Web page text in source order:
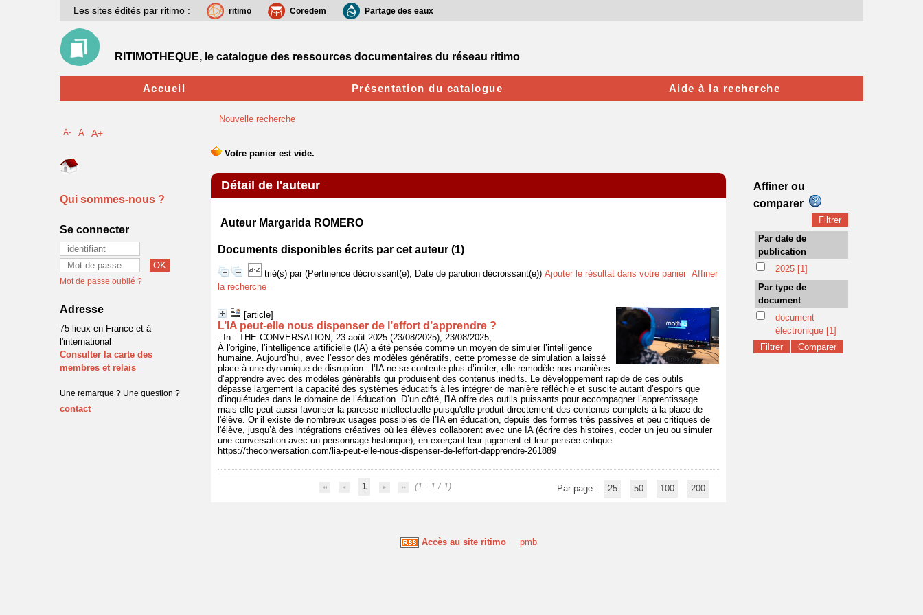
Nouvelle recherche
Détail de l'auteur
Auteur Margarida ROMERO
Documents disponibles écrits par cet auteur (1)
trié(s) par (Pertinence décroissant(e), Date de parution décroissant(e)) Ajouter le résultat dans votre panier Affiner
la recherche
[article]
L’IA peut-elle nous dispenser de l’effort d’apprendre ?
- In : THE CONVERSATION, 23 août 2025 (23/08/2025), 23/08/2025,
À l'origine, l’intelligence artificielle (IA) a été pensée comme un moyen de simuler l’intelligence
humaine. Aujourd’hui, avec l’essor des modèles génératifs, cette promesse de simulation a laissé
place à une dynamique de disruption : l’IA ne se contente plus d’imiter, elle remodèle nos manières
d’apprendre avec des modèles génératifs qui produisent des contenus inédits. Le développement rapide de ces outils
dépasse largement la capacité des systèmes éducatifs à les intégrer de manière réfléchie et suscite autant d’espoirs que
d’inquiétudes dans le domaine de l’éducation. D’un côté, l'IA offre des outils puissants pour accompagner l’apprentissage
mais elle peut aussi favoriser la paresse intellectuelle puisqu'elle produit directement des contenus complets à la place de
l'élève. Or il existe de nombreux usages possibles de l’IA en éducation, depuis des formes très passives et peu critiques de
l'élève, jusqu’à des intégrations créatives où les élèves collaborent avec une IA (écrire des histoires, coder un jeu ou simuler
une conversation avec un personnage historique), en exerçant leur jugement et leur pensée critique.
https://theconversation.com/lia-peut-elle-nous-dispenser-de-leffort-dapprendre-261889
1 (1 - 1 / 1) Par page : 25 50 100 200
Accès au site ritimo pmb
Les sites édités par ritimo : ritimo Coredem Partage des eaux
RITIMOTHEQUE, le catalogue des ressources documentaires du réseau ritimo
Accueil Présentation du catalogue Aide à la recherche
A- A A+
Qui sommes-nous ?
Se connecter
Mot de passe oublié ?
Adresse
75 lieux en France et à
l'international
Consulter la carte des
membres et relais
Une remarque ? Une question ?
contact
Affiner ou
comparer
Par date de
publication
2025 [1]
Par type de
document
document
électronique [1]